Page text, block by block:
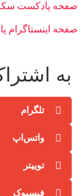
صفحه پادکست
صفحه اینستاگرام
به
تلگرام
واتس‌اپ
توییتر
فیسبوک